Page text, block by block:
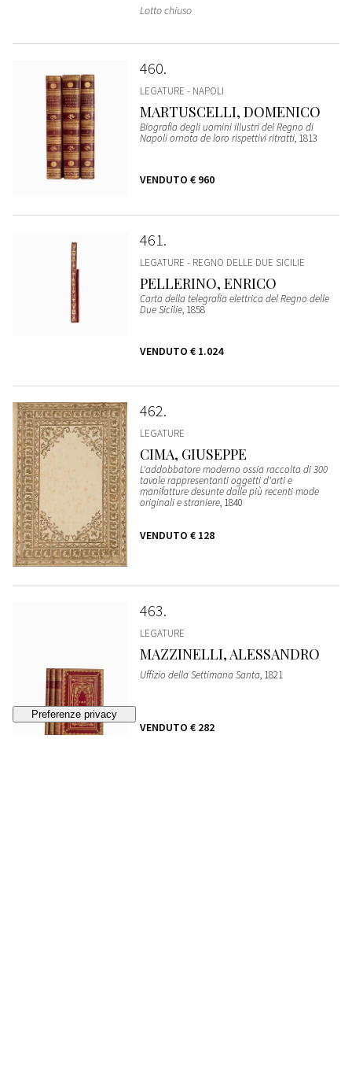
Lotto chiuso
460
LEGATURE - NAPOLI
MARTUSCELLI, DOMENICO
Biografia degli uomini illustri del Regno di
Napoli ornata de loro rispettivi ritratti, 1813
VENDUTO € 960
461
LEGATURE - REGNO DELLE DUE SICILIE
PELLERINO, ENRICO
Carta della telegrafia elettrica del Regno delle
Due Sicilie, 1858
VENDUTO € 1.024
462
LEGATURE
CIMA, GIUSEPPE
L'addobbatore moderno ossia raccolta di 300
tavole rappresentanti oggetti d'arti e
manifatture desunte dalle più recenti mode
originali e straniere, 1840
VENDUTO € 128
463
LEGATURE
MAZZINELLI, ALESSANDRO
Uffizio della Settimana Santa, 1821
VENDUTO € 282